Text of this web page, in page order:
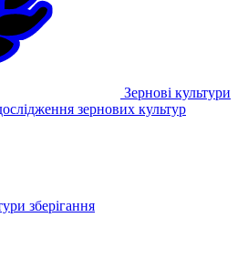
Зернові культури
зернових культур
зберігання